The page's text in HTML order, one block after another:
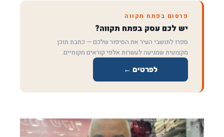
פרסום בפתח תקווה
יש לכם עסק בפתח תקווה?
ספרו לתושבי העיר את הסיפור שלכם — כתבת תוכן
מקצועית שמגיעה לעשרות אלפי קוראים מקומיים.
לפרטים ←